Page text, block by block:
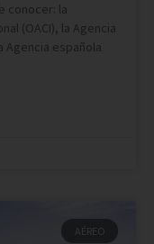
conocer: la
(OACI), la Agencia
Agencia española
AÉREO